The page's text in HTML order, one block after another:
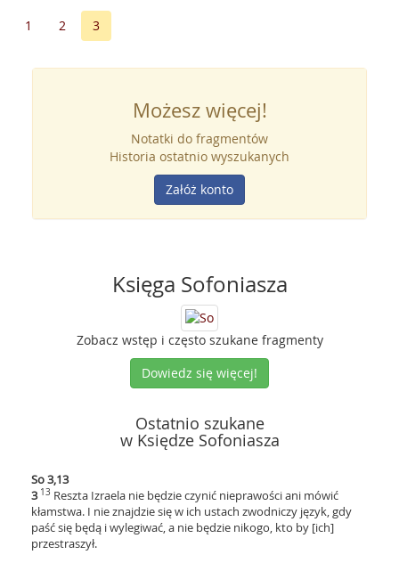
1 2 3
Możesz więcej!
Notatki do fragmentów
Historia ostatnio wyszukanych
Załóż konto
Księga Sofoniasza
Zobacz wstęp i często szukane fragmenty
Dowiedz się więcej!
Ostatnio szukane
w Księdze Sofoniasza
So 3,13
3 13 Reszta Izraela nie będzie czynić nieprawości ani mówić
kłamstwa. I nie znajdzie się w ich ustach zwodniczy język, gdy
paść się będą i wylegiwać, a nie będzie nikogo, kto by [ich]
przestraszył.